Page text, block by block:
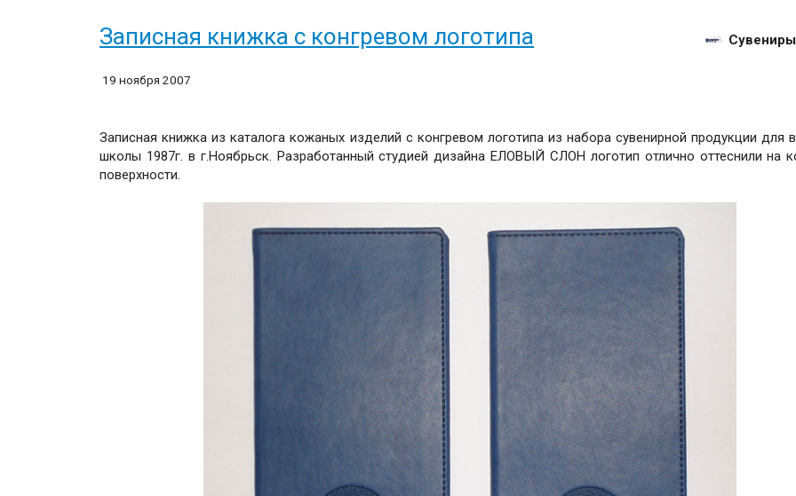
Записная книжка с конгревом логотипа
19 ноября 2007
Записная книжка из каталога кожаных изделий с конгревом логотипа из набора сувенирной продукции для
школы 1987г. в г.Ноябрьск. Разработанный студией дизайна ЕЛОВЫЙ СЛОН логотип отлично оттеснили на
поверхности.